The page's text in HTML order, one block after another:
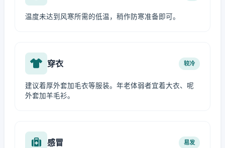
温度未达到风寒所需的低温，稍作防寒准备即可。
穿衣 较冷
建议着厚外套加毛衣等服装。年老体弱者宜着大衣、呢
外套加羊毛衫。
感冒 易发